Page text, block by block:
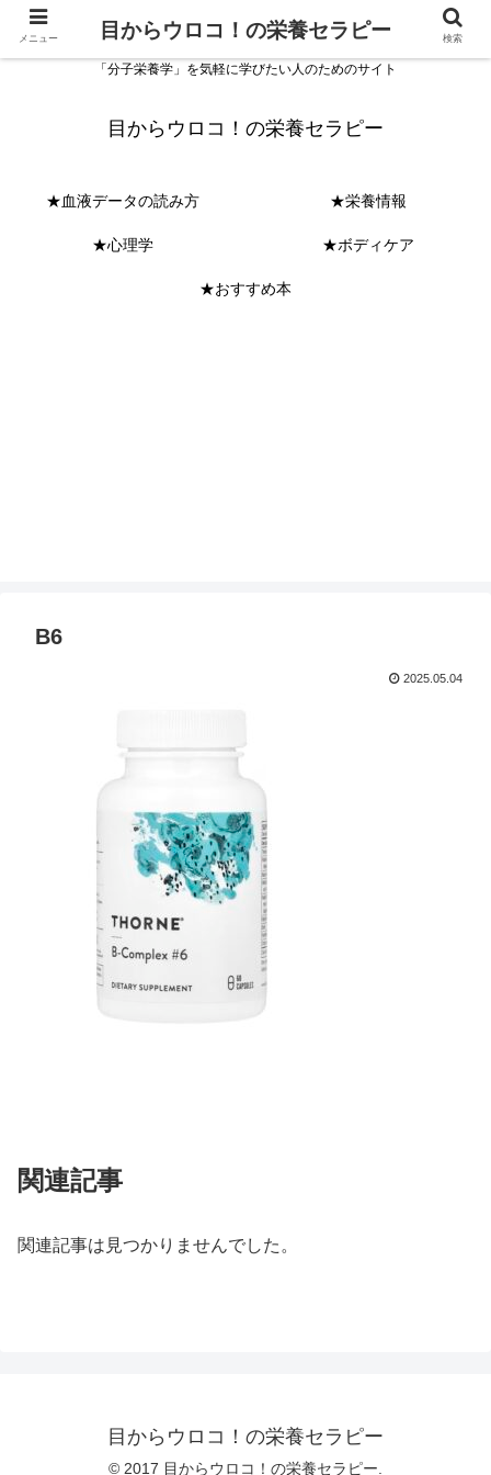
「分子栄養学」を気軽に学びたい人のためのサイト
目からウロコ！の栄養セラピー
★血液データの読み方 ★栄養情報
★心理学 ★ボディケア
★おすすめ本
B6
2025.05.04
関連記事
関連記事は見つかりませんでした。
目からウロコ！の栄養セラピー
© 2017 目からウロコ！の栄養セラピー.
メニュー 目からウロコ！の栄養セラピー 検索